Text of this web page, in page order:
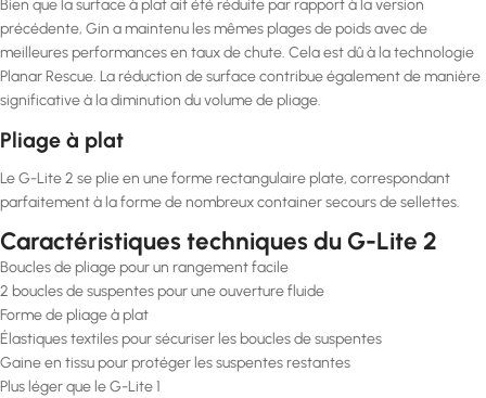
Bien que la surface à plat ait été réduite par rapport à la version
précédente, Gin a maintenu les mêmes plages de poids avec de
meilleures performances en taux de chute. Cela est dû à la technologie
Planar Rescue. La réduction de surface contribue également de manière
significative à la diminution du volume de pliage.
Pliage à plat
Le G-Lite 2 se plie en une forme rectangulaire plate, correspondant
parfaitement à la forme de nombreux container secours de sellettes.
Caractéristiques techniques du G-Lite 2
Boucles de pliage pour un rangement facile
2 boucles de suspentes pour une ouverture fluide
Forme de pliage à plat
Élastiques textiles pour sécuriser les boucles de suspentes
Gaine en tissu pour protéger les suspentes restantes
Plus léger que le G-Lite 1